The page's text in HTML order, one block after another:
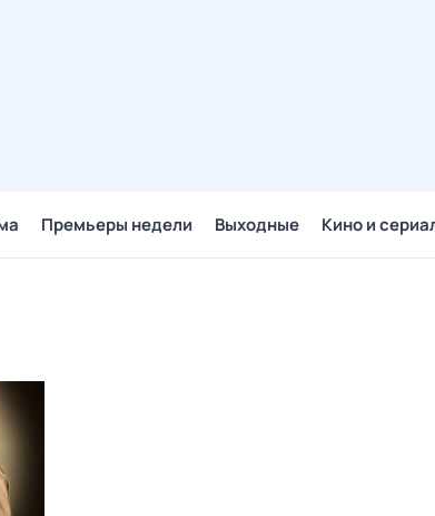
Премьеры недели Выходные Кино и